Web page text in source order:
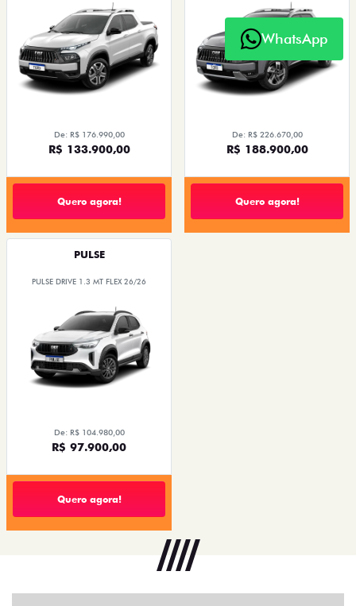
De: R$ 176.990,00
R$ 133.900,00
Quero agora!
De: R$ 226.670,00
R$ 188.900,00
Quero agora!
PULSE
PULSE DRIVE 1.3 MT FLEX 26/26
De: R$ 104.980,00
R$ 97.900,00
Quero agora!
WhatsApp